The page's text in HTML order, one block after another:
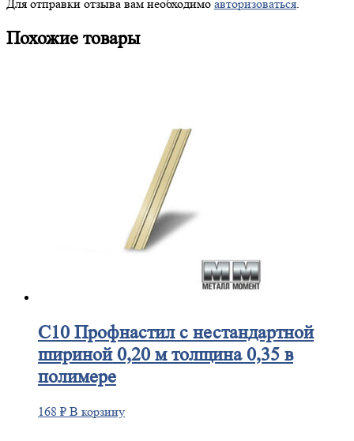
Для отправки отзыва вам необходимо авторизоваться.
Похожие товары
С10Профнастил с нестандартной
шириной 0,20 м толщина 0,35 в
полимере
168 ₽ В корзину